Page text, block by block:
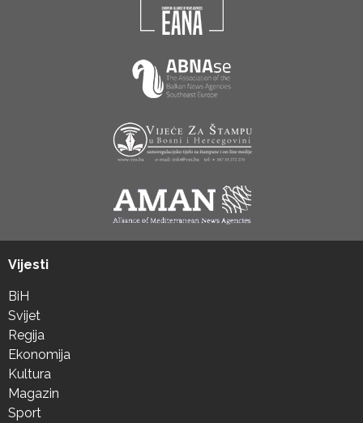
Vijesti
BiH
Svijet
Regija
Ekonomija
Kultura
Magazin
Sport